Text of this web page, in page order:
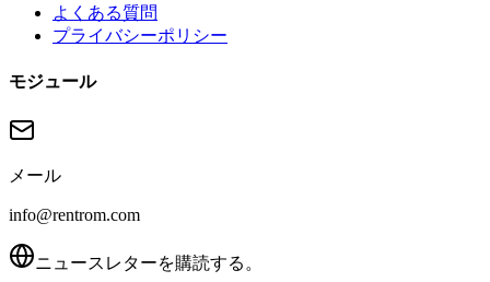
よくある質問
プライバシーポリシー
モジュール
メール
info@rentrom.com
ニュースレターを購読する。